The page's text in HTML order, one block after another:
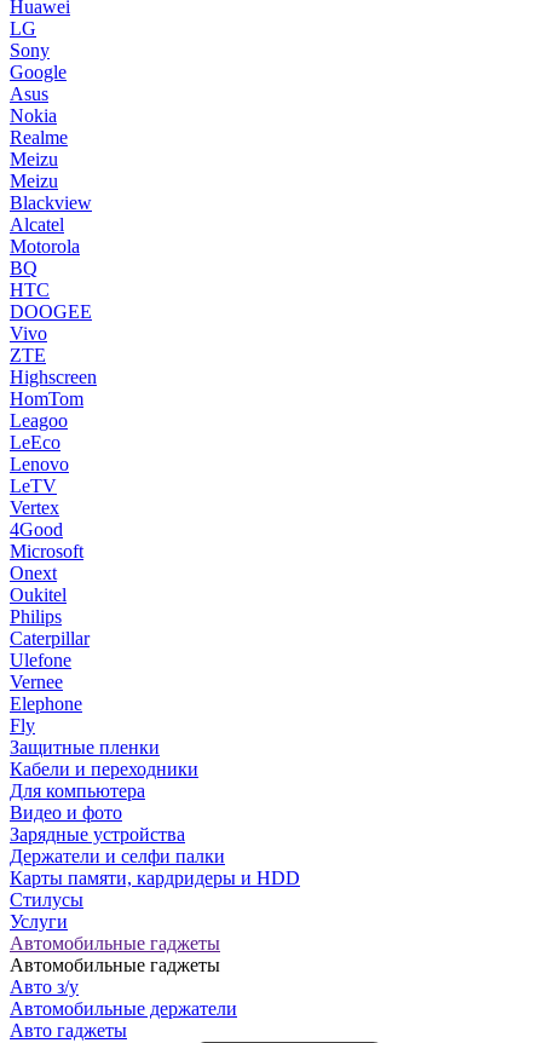
Huawei
LG
Sony
Google
Asus
Nokia
Realme
Meizu
Meizu
Blackview
Alcatel
Motorola
BQ
HTC
DOOGEE
Vivo
ZTE
Highscreen
HomTom
Leagoo
LeEco
Lenovo
LeTV
Vertex
4Good
Microsoft
Onext
Oukitel
Philips
Caterpillar
Ulefone
Vernee
Elephone
Fly
Защитные пленки
Кабели и переходники
Для компьютера
Видео и фото
Зарядные устройства
Держатели и селфи палки
Карты памяти, кардридеры и HDD
Стилусы
Услуги
Автомобильные гаджеты
Автомобильные гаджеты
Авто з/у
Автомобильные держатели
Авто гаджеты